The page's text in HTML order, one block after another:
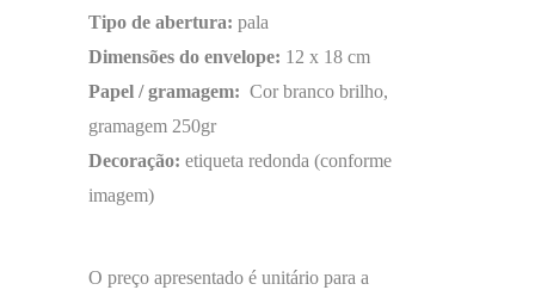
Tipo de abertura: pala
Dimensões do envelope: 12 x 18 cm
Papel / gramagem: Cor branco brilho,
gramagem 250gr
Decoração: etiqueta redonda (conforme
imagem)
O preço apresentado é unitário para a